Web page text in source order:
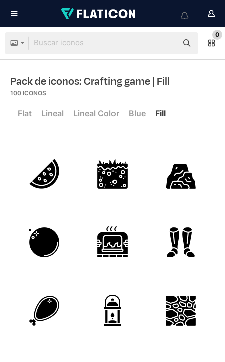
0
Pack de iconos: Crafting game| Fill
100 ICONOS
Flat Lineal Lineal Color Blue Fill